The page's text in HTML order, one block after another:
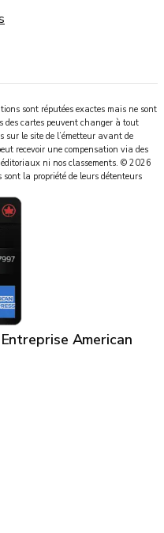
sont réputées exactes mais ne sont
des cartes peuvent changer à tout
sur le site de l’émetteur avant de
recevoir une compensation via des
ni nos classements. © 2026
sont la propriété de leurs détenteurs
American